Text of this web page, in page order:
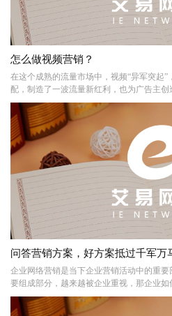
怎么做视频营销？
在这个成熟的流量市场中，视频“异军突起
配，制造了一波流量新红利，也为广告主
享关于视频营销的一些干货!
问答营销方案，好方案抵过千军万
企业网络营销是当下企业营销活动中的重
要组成部分，越来越被企业重视，那企业如